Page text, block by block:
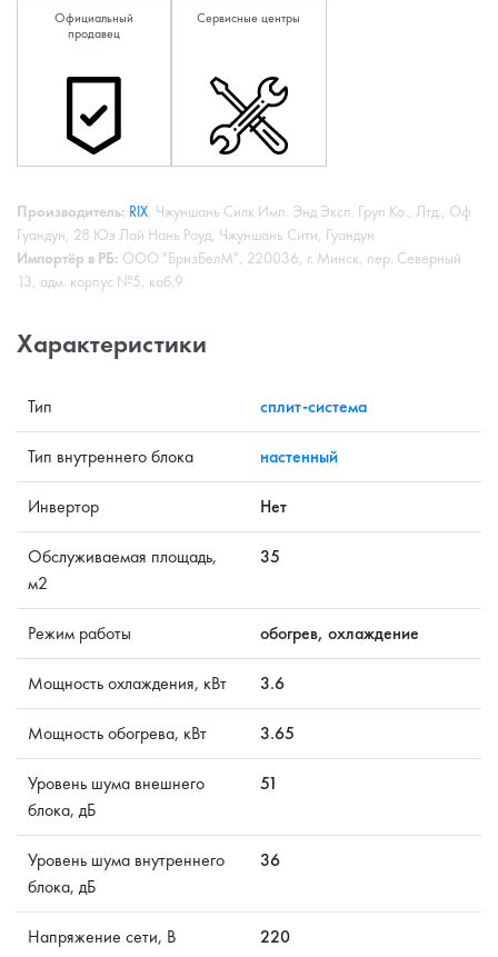
Официальный
продавец
Сервисные центры
Производитель: RIX, Чжуншань Силк Имп. Энд Эксп. Груп Ко., Лтд., Оф
Гуандун, 28 Юэ Лай Нань Роуд, Чжуншань Сити, Гуандун
Импортёр в РБ: ООО "БризБелМ", 220036, г. Минск, пер. Северный
13, адм. корпус №5, каб.9
Характеристики
Тип сплит-система
Тип внутреннего блока настенный
Инвертор Нет
Обслуживаемая площадь,
м2
35
Режим работы обогрев, охлаждение
Мощность охлаждения, кВт 3.6
Мощность обогрева, кВт 3.65
Уровень шума внешнего
блока, дБ
51
Уровень шума внутреннего
блока, дБ
36
Напряжение сети, В 220